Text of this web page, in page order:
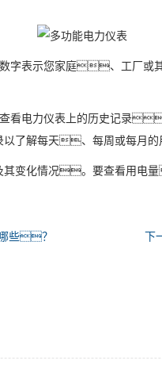
表示您家庭、工厂或
看电力仪表上的历史记录
了解每天、每周或每月的
变化情况。要查看用电
些？ 下